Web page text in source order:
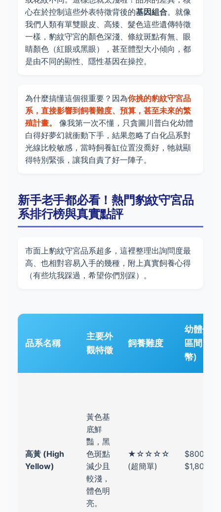
心在於控制這些外表特徵背後的基因組合。就像
我們人類有單雙眼皮、高矮、髮色這些遺傳特徵
一樣，豹紋守宮的顏色深淺、條紋斑點有無、眼
睛顏色（紅眼或黑眼），甚至體型大小傾向，都
是由不同的顯性、隱性基因在操控。
為什麼搞懂這個很重要？因為你挑的豹紋守宮品
系，直接影響到飼養難度、預算，甚至未來的繁
殖計畫。
像我第一次不懂，只貪圖川普白化幼體
白得好夢幻就衝動下手，結果忽略了白化品系對
光線比較敏感，當時飼養缸位置沒喬好，牠就顯
得特別緊張，讓我自責了好一陣子。
新手老手都必看！熱門豹紋守宮品
系排行榜與真實點評
市面上豹紋守宮品系超多，這裡整理出詢問度最
高、也相對容易入手的幾種，附上真實飼養心得
（有些坑我踩過，希望你們別踩）。
品系名稱
主要外
觀特徵
飼養難度
幼體價格
區間 (台
幣)
高黃 (High
Yellow)
黃色基
底鮮
豔，黑
色斑點
減少且
較淺，
體色明
亮。
★☆☆☆☆
(超簡單)
$800 -
$1,800